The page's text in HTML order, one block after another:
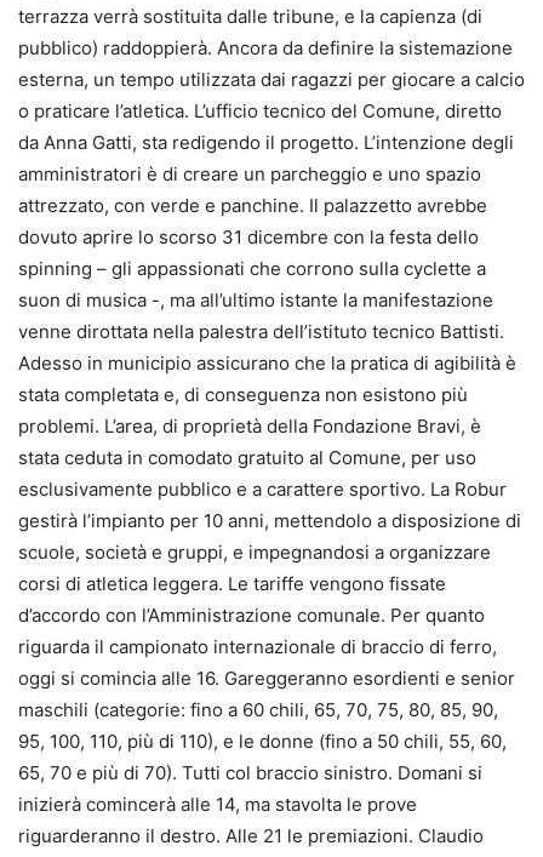
terrazza verrà sostituita dalle tribune, e la capienza (di
pubblico) raddoppierà. Ancora da definire la sistemazione
esterna, un tempo utilizzata dai ragazzi per giocare a calcio
o praticare l’atletica. L’ufficio tecnico del Comune, diretto
da Anna Gatti, sta redigendo il progetto. L’intenzione degli
amministratori è di creare un parcheggio e uno spazio
attrezzato, con verde e panchine. Il palazzetto avrebbe
dovuto aprire lo scorso 31 dicembre con la festa dello
spinning – gli appassionati che corrono sulla cyclette a
suon di musica -, ma all’ultimo istante la manifestazione
venne dirottata nella palestra dell’istituto tecnico Battisti.
Adesso in municipio assicurano che la pratica di agibilità è
stata completata e, di conseguenza non esistono più
problemi. L’area, di proprietà della Fondazione Bravi, è
stata ceduta in comodato gratuito al Comune, per uso
esclusivamente pubblico e a carattere sportivo. La Robur
gestirà l’impianto per 10 anni, mettendolo a disposizione di
scuole, società e gruppi, e impegnandosi a organizzare
corsi di atletica leggera. Le tariffe vengono fissate
d’accordo con l’Amministrazione comunale. Per quanto
riguarda il campionato internazionale di braccio di ferro,
oggi si comincia alle 16. Gareggeranno esordienti e senior
maschili (categorie: fino a 60 chili, 65, 70, 75, 80, 85, 90,
95, 100, 110, più di 110), e le donne (fino a 50 chili, 55, 60,
65, 70 e più di 70). Tutti col braccio sinistro. Domani si
inizierà comincerà alle 14, ma stavolta le prove
riguarderanno il destro. Alle 21 le premiazioni. Claudio